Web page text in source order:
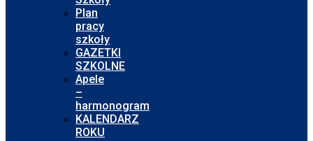
Plan
pracy
szkoły
GAZETKI
SZKOLNE
Apele
–
harmonogram
KALENDARZ
ROKU